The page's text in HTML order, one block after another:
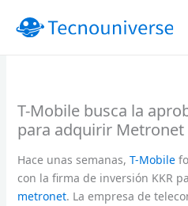
T-Mobile busca la
para adquirir Metronet
Hace unas semanas, T-Mobile
con la firma de inversión KKR
metronet. La empresa de